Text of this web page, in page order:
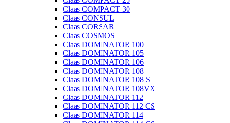
Claas COMPACT 30
Claas CONSUL
Claas CORSAR
Claas COSMOS
Claas DOMINATOR 100
Claas DOMINATOR 105
Claas DOMINATOR 106
Claas DOMINATOR 108
Claas DOMINATOR 108 S
Claas DOMINATOR 108VX
Claas DOMINATOR 112
Claas DOMINATOR 112 CS
Claas DOMINATOR 114